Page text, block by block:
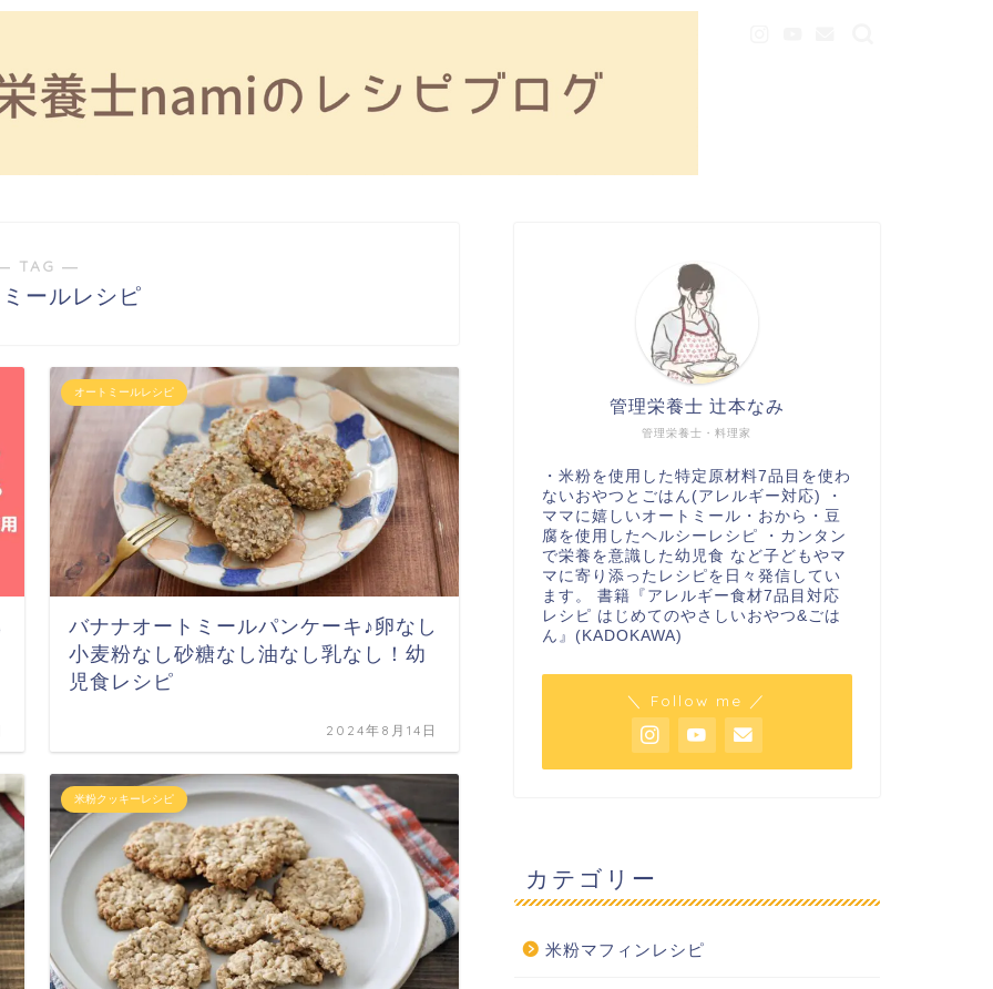
TAG ―
ールレシピ
オートミールレシピ
バナナオートミールパンケーキ♪卵なし
小麦粉なし砂糖なし油なし乳なし！幼
児食レシピ
2024年8月14日
米粉クッキーレシピ
管理栄養士・料理家
管理栄養士 辻本なみ
・米粉を使用した特定原材料7品目を使わ
ないおやつとごはん(アレルギー対応) ・
ママに嬉しいオートミール・おから・豆
腐を使用したヘルシーレシピ ・カンタン
で栄養を意識した幼児食 など子どもやマ
マに寄り添ったレシピを日々発信してい
ます。 書籍『アレルギー食材7品目対応
レシピ はじめてのやさしいおやつ&ごは
ん』(KADOKAWA)
＼ Follow me ／
カテゴリー
米粉マフィンレシピ